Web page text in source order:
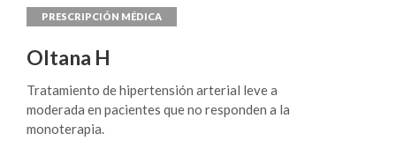
Oltana H
Tratamiento de hipertensión arterial leve a
moderada en pacientes que no responden a la
monoterapia.